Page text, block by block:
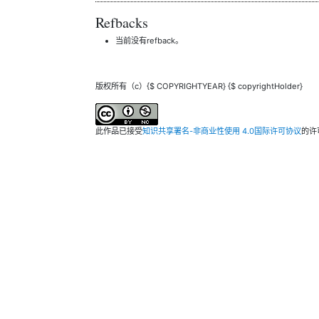
Refbacks
当前没有refback。
版权所有（c）{$ COPYRIGHTYEAR} {$ copyrightHolder}
此作品已接受知识共享署名-非商业性使用 4.0国际许可协议的